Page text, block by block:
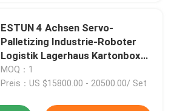
ESTUN 4 Achsen Servo-
Palletizing Industrie-Roboter
Logistik Lagerhaus Kartonbox
Handling Palletizing Roboter
MOQ：1
Preis：US $15800.00 - 20500.00/ Set